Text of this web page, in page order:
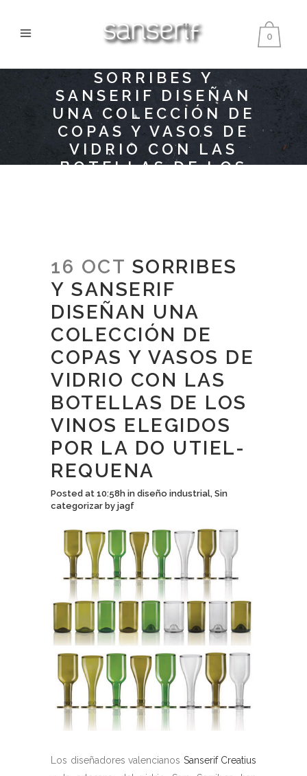
0
SORRIBES Y
SANSERIF DISEÑAN
UNA COLECCIÓN DE
COPAS Y VASOS DE
VIDRIO CON LAS
BOTELLAS DE LOS
16 OCT SORRIBES
Y SANSERIF
DISEÑAN UNA
COLECCIÓN DE
COPAS Y VASOS DE
VIDRIO CON LAS
BOTELLAS DE LOS
VINOS ELEGIDOS
POR LA DO UTIEL-
REQUENA
Posted at 10:58h in diseño industrial, Sin
categorizar by jagf
Los diseñadores valencianos Sanserif Creatius